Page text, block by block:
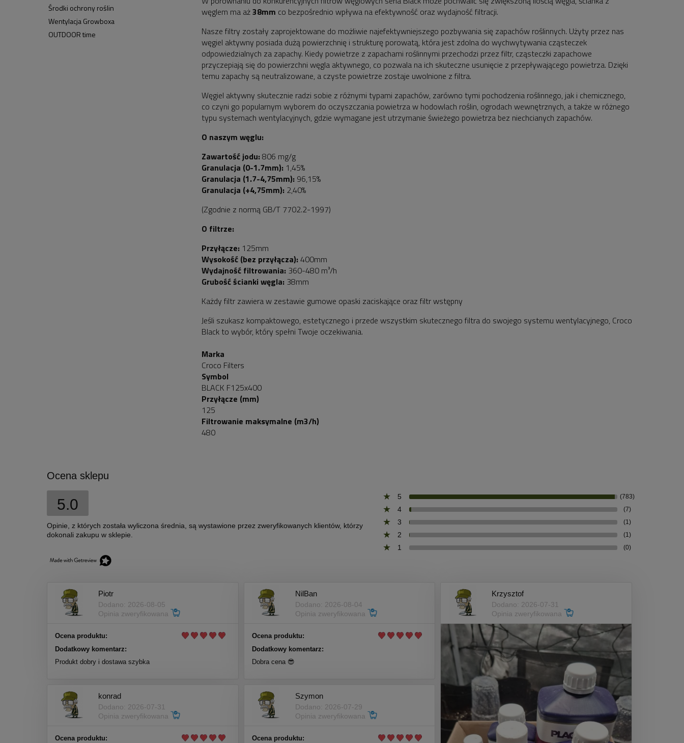
Środki ochrony roślin
Wentylacja Growboxa
OUTDOOR time
węglem ma aż38mm co bezpośrednio wpływa na efektywność oraz wydajność filtracji.
Nasze filtry zostały zaprojektowane do możliwie najefektywniejszego pozbywania się zapachów roślinnych. Użyty przez nas
węgiel aktywny posiada dużą powierzchnię i strukturę porowatą, która jest zdolna do wychwytywania cząsteczek
odpowiedzialnych za zapachy. Kiedy powietrze z zapachami roślinnymi przechodzi przez filtr, cząsteczki zapachowe
przyczepiają się do powierzchni węgla aktywnego, co pozwala na ich skuteczne usunięcie z przepływającego powietrza. Dzięki
temu zapachy są neutralizowane, a czyste powietrze zostaje uwolnione z filtra.
Węgiel aktywny skutecznie radzi sobie z różnymi typami zapachów, zarówno tymi pochodzenia roślinnego, jak i chemicznego,
co czyni go popularnym wyborem do oczyszczania powietrza w hodowlach roślin, ogrodach wewnętrznych, a także w różnego
typu systemach wentylacyjnych, gdzie wymagane jest utrzymanie świeżego powietrza bez niechcianych zapachów.
O naszym węglu:
Zawartość jodu: 806 mg/g
Granulacja (0-1.7mm): 1,45%
Granulacja (1.7-4,75mm): 96,15%
Granulacja (+4,75mm): 2,40%
(Zgodnie z normą GB/T 7702.2-1997)
O filtrze:
Przyłącze: 125mm
Wysokość (bez przyłącza): 400mm
Wydajność filtrowania: 360-480 m³/h
Grubość ścianki węgla: 38mm
Każdy filtr zawiera w zestawie gumowe opaski zaciskające oraz filtr wstępny
Jeśli szukasz kompaktowego, estetycznego i przede wszystkim skutecznego filtra do swojego systemu wentylacyjnego, Croco
Black to wybór, który spełni Twoje oczekiwania.
Marka
Croco Filters
Symbol
BLACK F125x400
Przyłącze (mm)
125
Filtrowanie maksymalne (m3/h)
480
Ocena sklepu
5.0
Opinie, z których została wyliczona średnia, są wystawione przez zweryfikowanych klientów, którzy
dokonali zakupu w sklepie.
5 (783)
4 (7)
3 (1)
2 (1)
1 (0)
Piotr
Dodano: 2026-08-05
Opinia zweryfikowana
Ocena produktu:
Dodatkowy komentarz:
Produkt dobry i dostawa szybka
NilBan
Dodano: 2026-08-04
Opinia zweryfikowana
Ocena produktu:
Dodatkowy komentarz:
Dobra cena 😎
Krzysztof
Dodano: 2026-07-31
Opinia zweryfikowana
konrad
Dodano: 2026-07-31
Opinia zweryfikowana
Ocena produktu:
Szymon
Dodano: 2026-07-29
Opinia zweryfikowana
Ocena produktu: